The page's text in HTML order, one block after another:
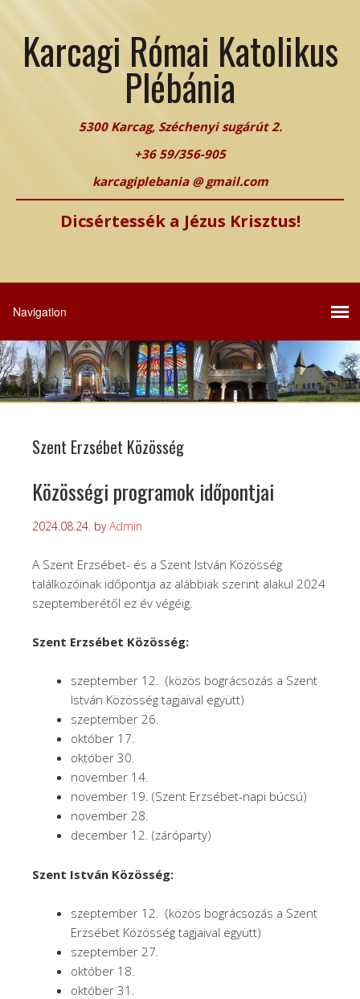
Karcagi Római Katolikus
Plébánia
5300 Karcag, Széchenyi sugárút 2.
+36 59/356-905
karcagiplebania @ gmail.com
Dicsértessék a Jézus Krisztus!
Szent Erzsébet Közösség
Közösségi programok időpontjai
2024.08.24. byAdmin
A Szent Erzsébet- és a Szent István Közösség
találkozóinak időpontja az alábbiak szerint alakul 2024
szeptemberétől ez év végéig.
Szent Erzsébet Közösség:
szeptember 12. (közös bográcsozás a Szent
István Közösség tagjaival együtt)
szeptember 26.
október 17.
október 30.
november 14.
november 19. (Szent Erzsébet-napi búcsú)
november 28.
december 12. (záróparty)
Szent István Közösség:
szeptember 12. (közös bográcsozás a Szent
Erzsébet Közösség tagjaival együtt)
szeptember 27.
október 18.
október 31.